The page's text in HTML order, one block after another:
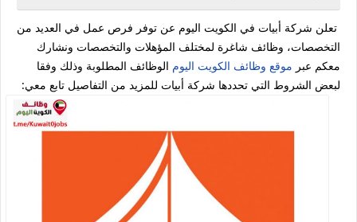
تعلن شركة أبيات في الكويت اليوم عن توفر فرص عمل في العديد من
التخصصات، وظائف شاغرة لمختلف المؤهلات والتخصصات ونشارك
معكم عبر موقع وظائف الكويت اليوم الوظائف المطلوبة وذلك وفقا
لبعض الشروط التي تحددها شركة أبيات للمزيد من التفاصيل تابع معي: